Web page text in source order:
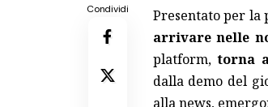
Condividi Presentato per la
arrivare nelle
platform,torna
dalla demo del
alla news,